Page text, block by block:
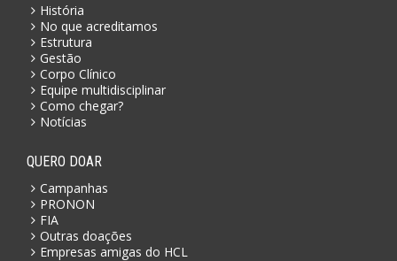
História
No que acreditamos
Estrutura
Gestão
Corpo Clínico
Equipe multidisciplinar
Como chegar?
Notícias
QUERO DOAR
Campanhas
PRONON
FIA
Outras doações
Empresas amigas do HCL